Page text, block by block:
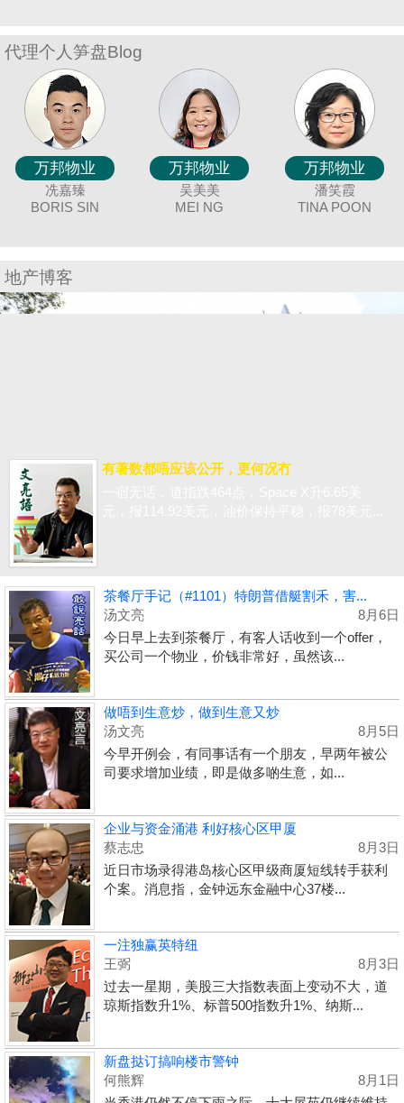
於
我
们
代理个人笋盘Blog
万邦物业
唐英霞
DEBBIE TONG
万邦物业
聂美玲
MAY NIP
万邦物业
冼嘉臻
BORIS SIN
万邦物业
廖细凤
SISI LIAO
万邦物业
黄美英
MAGGIE
万邦物业
蔡秀晶
CRYSTAL
万邦物业
连爱玲
ELIZA LIN
万邦物业
吴美美
MEI NG
万邦物业
余志雄
JIMMY YU
万邦物业
袁月明
MING YUAN
万邦物业
陈兰贞
COCO CHAN
万邦物业
谢爱珍
JUNE TSE
万邦物业
钟唯美
ANGEL CHUNG
万邦物业
童丽珍
JOEY TONG
万邦物业
潘笑霞
TINA POON
地产博客
有著数都唔应该公开，更何况冇
茶餐厅手记（#1101）特朗普借艇割禾，害...
汤文亮
8月6日
今日早上去到茶餐厅，有客人话收到一个offer，
买公司一个物业，价钱非常好，虽然该...
做唔到生意炒，做到生意又炒
汤文亮
8月5日
今早开例会，有同事话有一个朋友，早两年被公
司要求增加业绩，即是做多啲生意，如...
企业与资金涌港 利好核心区甲厦
蔡志忠
8月3日
近日市场录得港岛核心区甲级商厦短线转手获利
个案。消息指，金钟远东金融中心37楼...
一注独赢英特纽
王弼
8月3日
过去一星期，美股三大指数表面上变动不大，道
琼斯指数升1%、标普500指数升1%、纳斯...
新盘挞订搞响楼市警钟
何熊辉
8月1日